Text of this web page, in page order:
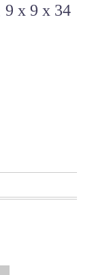
9 x 9 x 34